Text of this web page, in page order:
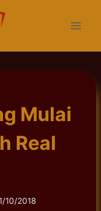
Mulai
Real
10/2018